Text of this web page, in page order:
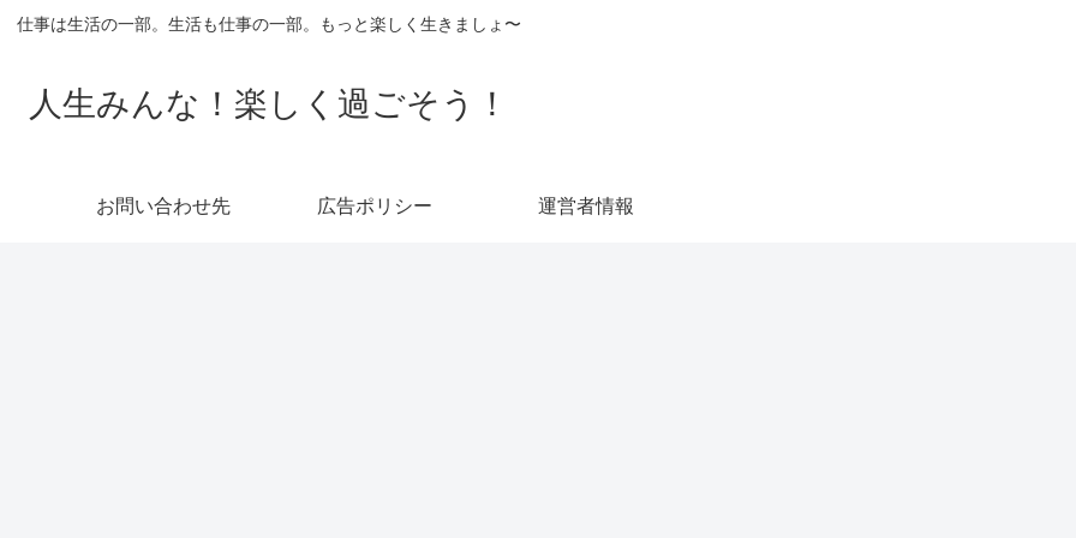
仕事は生活の一部。生活も仕事の一部。もっと楽しく生きましょ〜
人生みんな！楽しく過ごそう！
お問い合わせ先 広告ポリシー 運営者情報